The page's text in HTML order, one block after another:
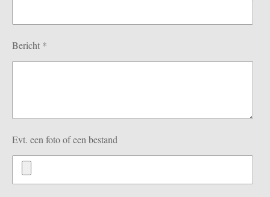
Bericht *
Evt. een foto of een bestand